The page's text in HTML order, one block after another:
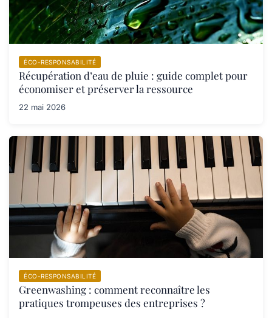
ÉCO-RESPONSABILITÉ
Récupération d’eau de pluie : guide complet pour
économiser et préserver la ressource
22 mai 2026
ÉCO-RESPONSABILITÉ
Greenwashing : comment reconnaître les
pratiques trompeuses des entreprises ?